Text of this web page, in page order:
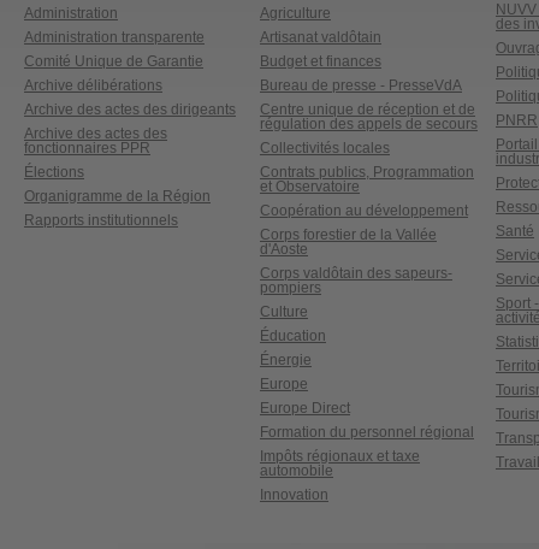
Administration
Administration transparente
Comité Unique de Garantie
Archive délibérations
Archive des actes des dirigeants
Archive des actes des
fonctionnaires PPR
Élections
Organigramme de la Région
Rapports institutionnels
Agriculture
Artisanat valdôtain
Budget et finances
Bureau de presse - PresseVdA
Centre unique de réception et de
régulation des appels de secours
Collectivités locales
Contrats publics, Programmation
et Observatoire
Coopération au développement
Corps forestier de la Vallée
d'Aoste
Corps valdôtain des sapeurs-
pompiers
Culture
Éducation
Énergie
Europe
Europe Direct
Formation du personnel régional
Impôts régionaux et taxe
automobile
Innovation
des
PNRR
Santé
Sport
Travail